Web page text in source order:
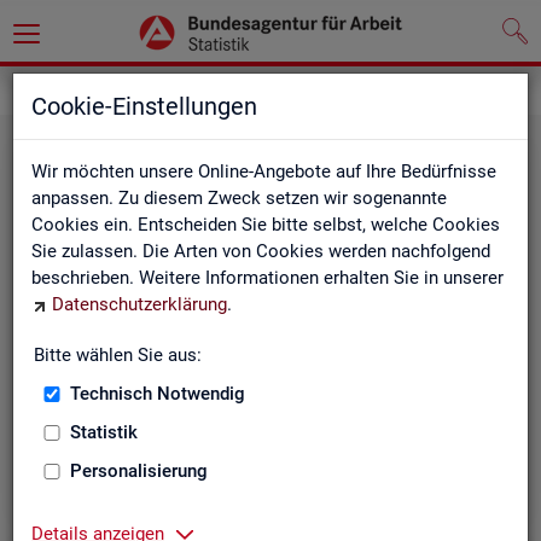
Cookie-Einstellungen
Wir möchten unsere Online-Angebote auf Ihre Bedürfnisse
anpassen. Zu diesem Zweck setzen wir sogenannte
Cookies ein. Entscheiden Sie bitte selbst, welche Cookies
Sie zulassen. Die Arten von Cookies werden nachfolgend
beschrieben. Weitere Informationen erhalten Sie in unserer
Datenschutzerklärung.
Bitte wählen Sie aus:
Technisch Notwendig
Statistik
Personalisierung
Details anzeigen
Der Bericht gibt einen Überblick über die aktuelle
Entwicklung am Arbeits- und Ausbildungsmarkt in